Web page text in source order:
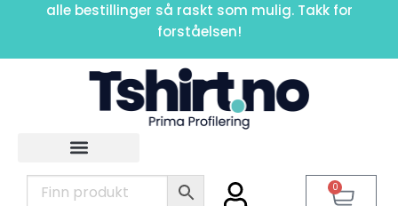
alle bestillinger så raskt som mulig. Takk for
forståelsen!
0